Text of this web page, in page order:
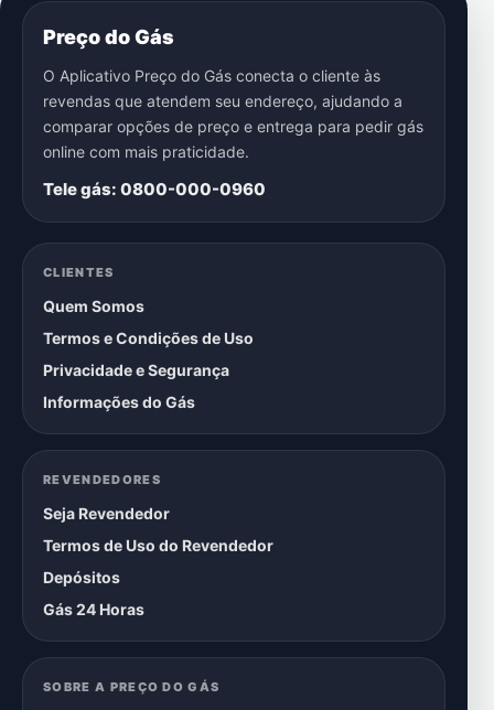
Preço do Gás
O Aplicativo Preço do Gás conecta o cliente às
revendas que atendem seu endereço, ajudando a
comparar opções de preço e entrega para pedir gás
online com mais praticidade.
Tele gás: 0800-000-0960
CLIENTES
Quem Somos
Termos e Condições de Uso
Privacidade e Segurança
Informações do Gás
REVENDEDORES
Seja Revendedor
Termos de Uso do Revendedor
Depósitos
Gás 24 Horas
SOBRE A PREÇO DO GÁS